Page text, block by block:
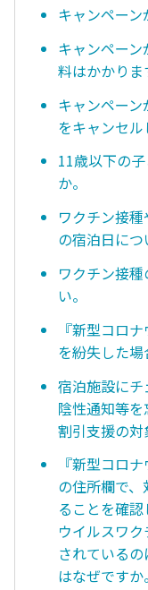
キャンペーン
キャンペー
料はかかりま
キャンペー
をキャンセル
11歳以下の
か。
ワクチン接
の宿泊日につ
ワクチン接
い。
『新型コロ
を紛失した場
宿泊施設に
陰性通知等を
割引支援の対
『新型コロ
の住所欄で
ることを確
ウイルスワ
されている
はなぜですか。